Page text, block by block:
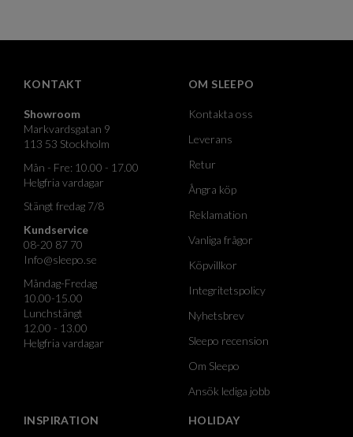
KONTAKT
Showroom
Markvardsgatan 9
113 53 Stockholm
Mån - Fre: 10.00 - 17.00
Helgfria vardagar
Stängt fredag 7/8
Kundservice
08-20 87 70
Info@sleepo.se
Måndag-Fredag
10.00-15.00
Lunchstängt
12.00 - 13.00
Helgfria vardagar
OM SLEEPO
Kontakta oss
Leverans
Retur
Ångra köp
Reklamation
Vanliga frågor
Köpvillkor
Integritetspolicy
Nyhetsbrev
Sleepo recension
Om Sleepo
Ansök lediga jobb
INSPIRATION HOLIDAY